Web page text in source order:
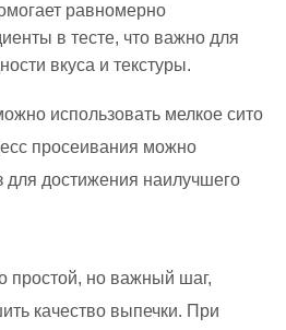
равномерно
в тесте, что важно для
вкуса и текстуры.
использовать мелкое сито
просеивания можно
для достижения наилучшего
простой, но важный шаг,
качество выпечки. При